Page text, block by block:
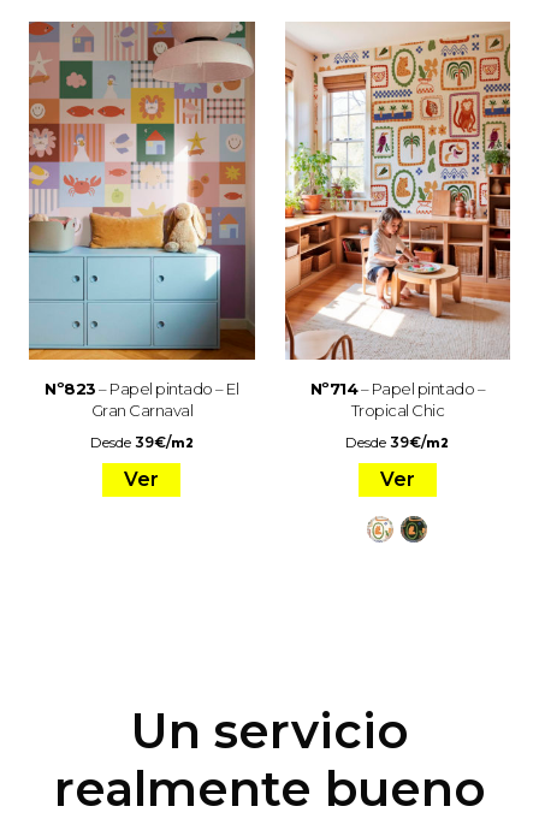
Nº823– Papel pintado – El
Gran Carnaval
Desde 39€/m2
Ver
Nº714– Papel pintado –
Tropical Chic
Desde39€/m2
Ver
Un servicio
realmente bueno